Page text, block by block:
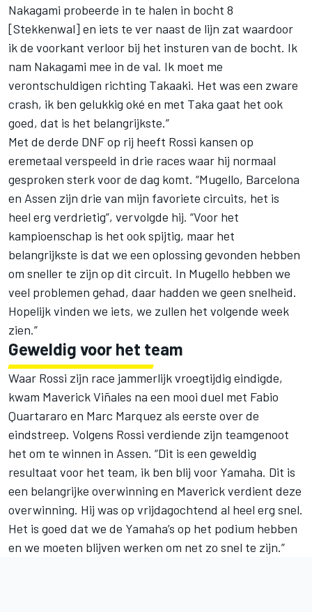
Nakagami probeerde in te halen in bocht 8
[Stekkenwal] en iets te ver naast de lijn zat waardoor
ik de voorkant verloor bij het insturen van de bocht. Ik
nam Nakagami mee in de val. Ik moet me
verontschuldigen richting Takaaki. Het was een zware
crash, ik ben gelukkig oké en met Taka gaat het ook
goed, dat is het belangrijkste.”
Met de derde DNF op rij heeft Rossi kansen op
eremetaal verspeeld in drie races waar hij normaal
gesproken sterk voor de dag komt. “Mugello, Barcelona
en Assen zijn drie van mijn favoriete circuits, het is
heel erg verdrietig”, vervolgde hij. “Voor het
kampioenschap is het ook spijtig, maar het
belangrijkste is dat we een oplossing gevonden hebben
om sneller te zijn op dit circuit. In Mugello hebben we
veel problemen gehad, daar hadden we geen snelheid.
Hopelijk vinden we iets, we zullen het volgende week
zien.”
Geweldig voor het team
Waar Rossi zijn race jammerlijk vroegtijdig eindigde,
kwam Maverick Viñales na een mooi duel met Fabio
Quartararo en Marc Marquez als eerste over de
eindstreep. Volgens Rossi verdiende zijn teamgenoot
het om te winnen in Assen. “Dit is een geweldig
resultaat voor het team, ik ben blij voor Yamaha. Dit is
een belangrijke overwinning en Maverick verdient deze
overwinning. Hij was op vrijdagochtend al heel erg snel.
Het is goed dat we de Yamaha’s op het podium hebben
en we moeten blijven werken om net zo snel te zijn.”